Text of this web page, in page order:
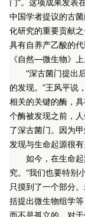
门”。这项成果发表
中国学者提议的古
化研究的重要贡献
具有自养产乙酸的
《自然—微生物》上
“深古菌门提出
的发现。”王风平说
相关的关键的酶，
个酶被发现之前，
了深古菌门。因为
发现与生命起源很有
如今，在生命
究。“我们也要特别
只摸到了一个部分
括提出微生物组学
而不是孤立的。对